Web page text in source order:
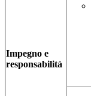
Impegno e
responsabilità